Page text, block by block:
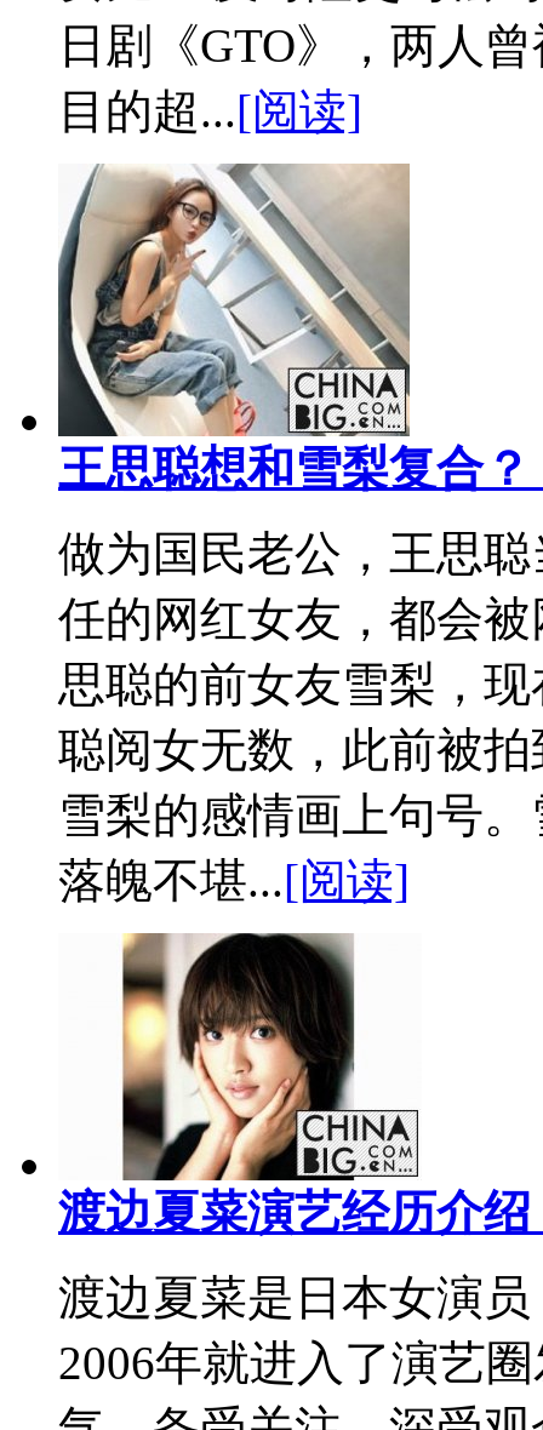
日剧《GTO》，两人
目的超...[阅读]
王思聪想和雪梨复合
做为国民老公，王思
任的网红女友，都会
思聪的前女友雪梨，
聪阅女无数，此前被
雪梨的感情画上句号
落魄不堪...[阅读]
渡边夏菜演艺经历介
渡边夏菜是日本女演
2006年就进入了演艺